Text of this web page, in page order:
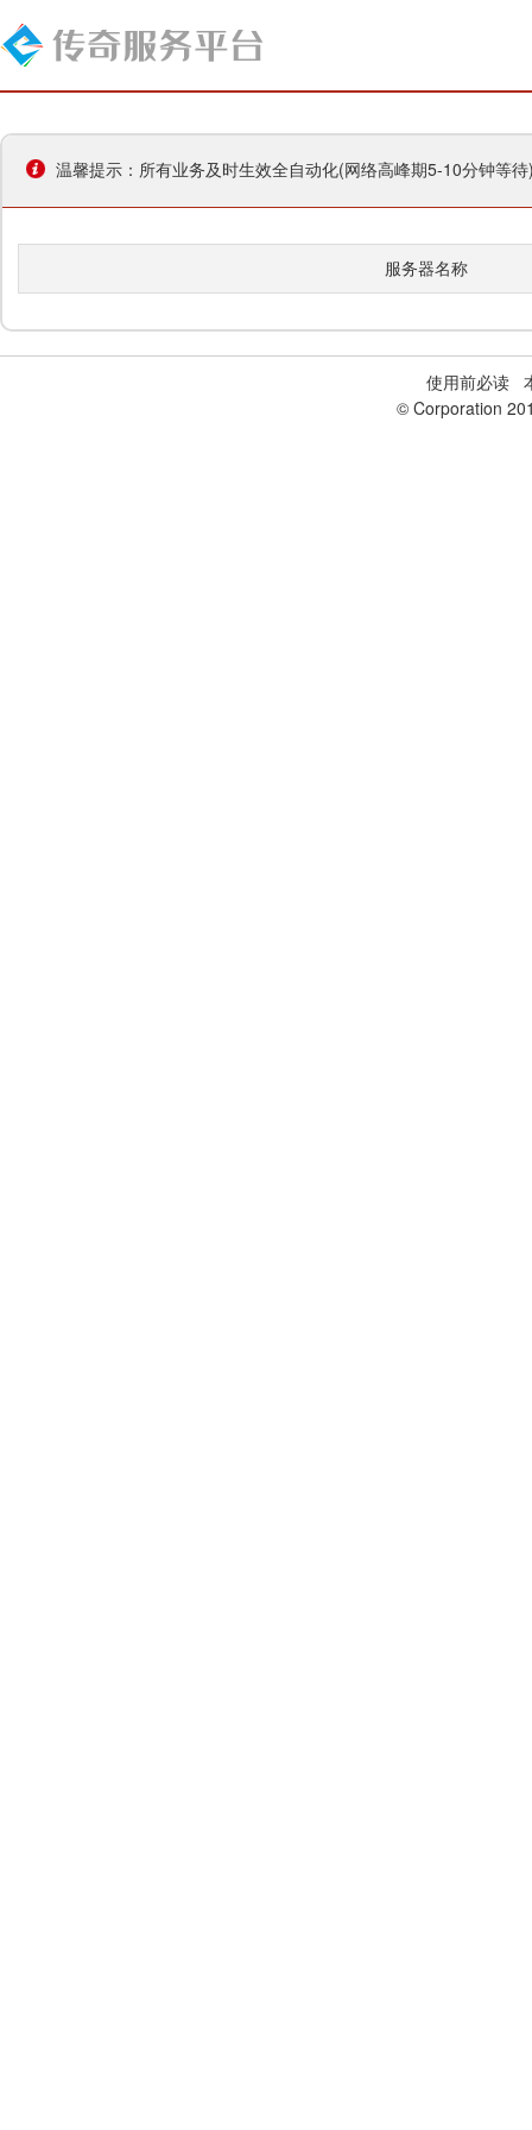
温馨提示：所有业务及时生效全自动化(网络高峰期5-10分钟等
服务器名称
使用前必读
© Corporation